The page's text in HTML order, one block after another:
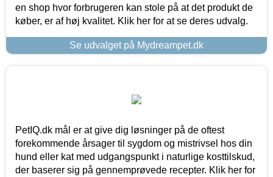
en shop hvor forbrugeren kan stole på at det produkt de
køber, er af høj kvalitet. Klik her for at se deres udvalg.
Se udvalget på Mydreampet.dk
PetIQ.dk mål er at give dig løsninger på de oftest
forekommende årsager til sygdom og mistrivsel hos din
hund eller kat med udgangspunkt i naturlige kosttilskud,
der baserer sig på gennemprøvede recepter. Klik her for